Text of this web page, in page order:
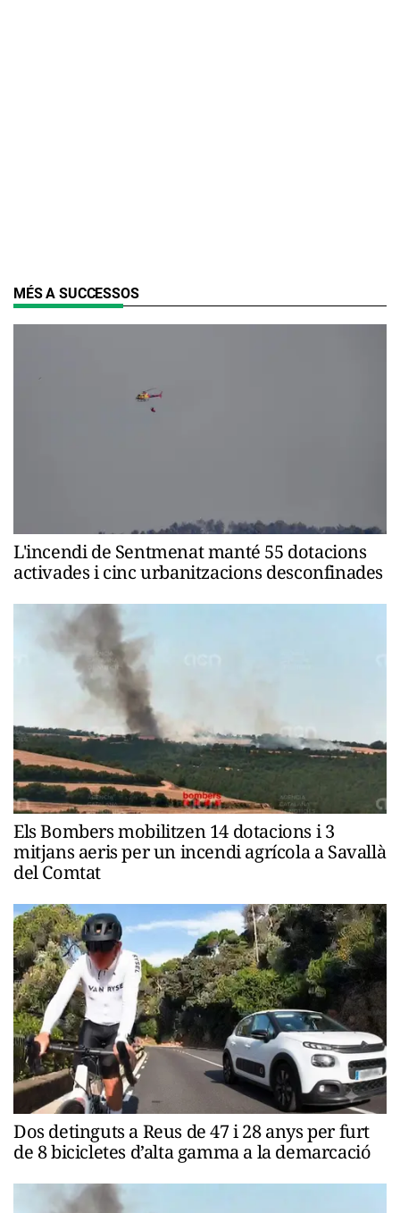
MÉS A SUCCESSOS
L'incendi de Sentmenat manté 55 dotacions
activades i cinc urbanitzacions desconfinades
Els Bombers mobilitzen 14 dotacions i 3
mitjans aeris per un incendi agrícola a Savallà
del Comtat
Dos detinguts a Reus de 47 i 28 anys per furt
de 8 bicicletes d’alta gamma a la demarcació